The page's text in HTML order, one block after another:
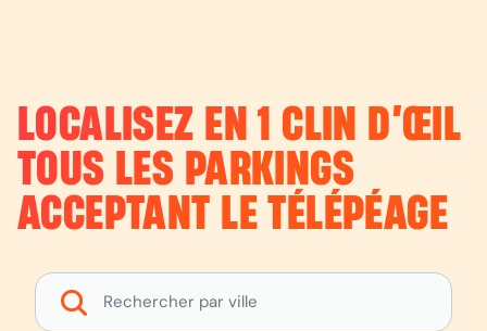
LOCALISEZ EN 1 CLIN D’ŒIL
TOUS LES PARKINGS
ACCEPTANT LE TÉLÉPÉAGE